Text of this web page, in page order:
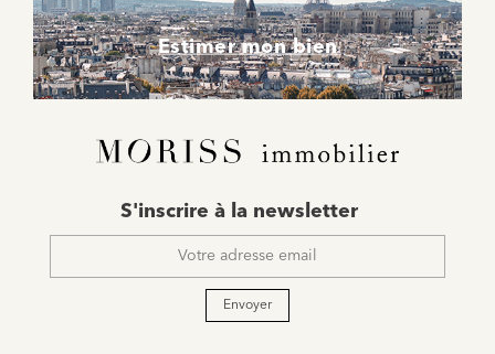
Estimer mon bien
mail
S'inscrire à la newsletter
Envoyer